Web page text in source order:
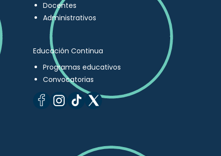
Docentes
Administrativos
Educación Continua
Programas educativos
Convocatorias